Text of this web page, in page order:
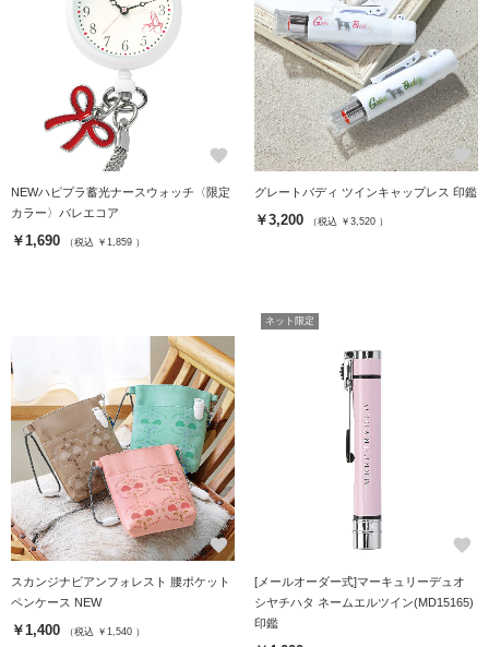
favorite
NEWハピプラ蓄光ナースウォッチ〈限定
カラー〉バレエコア
￥1,690 （税込 ￥1,859 ）
favorite
グレートバディ ツインキャップレス 印鑑
￥3,200 （税込 ￥3,520 ）
favorite
スカンジナビアンフォレスト 腰ポケット
ペンケース NEW
￥1,400 （税込 ￥1,540 ）
ネット限定
favorite
[メールオーダー式]マーキュリーデュオ
シヤチハタ ネームエルツイン(MD15165)
印鑑